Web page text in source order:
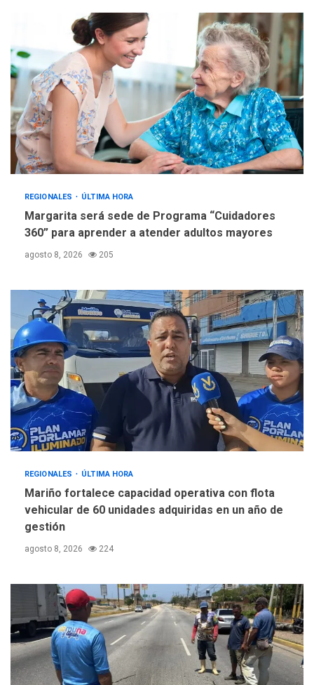
trabajan en diplomado para
creación y manejo de
estadísticas de turismo
REGIONALES ÚLTIMA HORA
Margarita será sede de Programa “Cuidadores
360” para aprender a atender adultos mayores
agosto 8, 2026 205
REGIONALES ÚLTIMA HORA
Mariño fortalece capacidad operativa con flota
vehicular de 60 unidades adquiridas en un año de
gestión
agosto 8, 2026 224